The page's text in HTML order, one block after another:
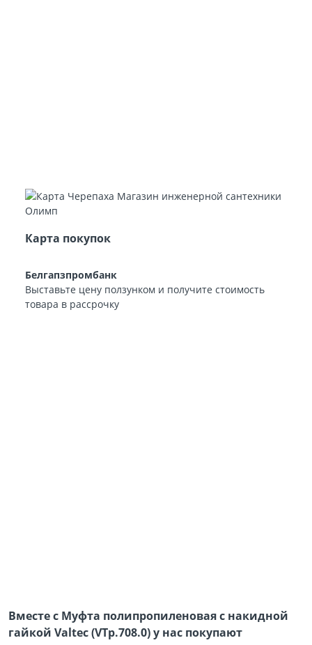
Карта покупок
Белгапзпромбанк
Выставьте цену ползунком и получите стоимость
товара в рассрочку
Вместе с Муфта полипропиленовая с накидной
гайкой Valtec (VTp.708.0) у нас покупают